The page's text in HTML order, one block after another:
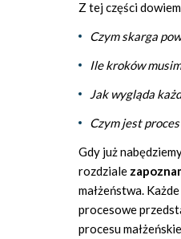
Z tej części
Czym skarga
Ile kroków
Jak wygląda
Czym jest
Gdy już
rozdziale
małżeństwa.
procesowe
procesu